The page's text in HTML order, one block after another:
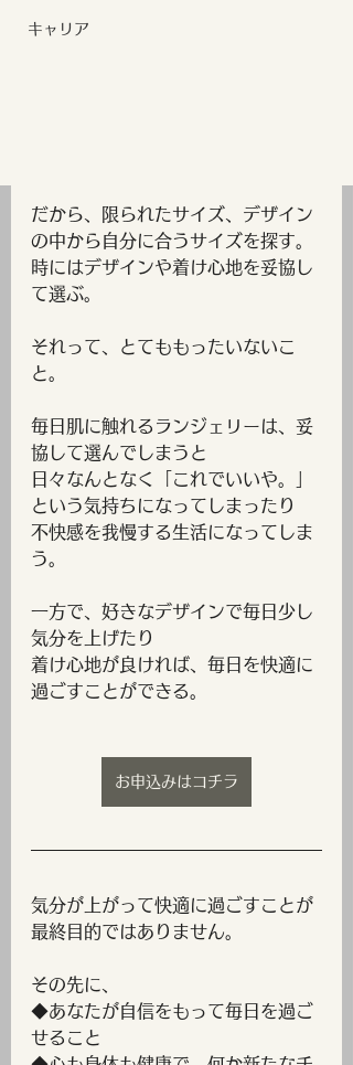
キャリア
だから、限られたサイズ、デザイン
の中から自分に合うサイズを探す。
時にはデザインや着け心地を妥協し
て選ぶ。
それって、とてももったいないこ
と。
毎日肌に触れるランジェリーは、妥
協して選んでしまうと
日々なんとなく「これでいいや。」
という気持ちになってしまったり
不快感を我慢する生活になってしま
う。
一方で、好きなデザインで毎日少し
気分を上げたり
着け心地が良ければ、毎日を快適に
過ごすことができる。
お申込みはコチラ
気分が上がって快適に過ごすことが
最終目的ではありません。
その先に、
◆あなたが自信をもって毎日を過ご
せること